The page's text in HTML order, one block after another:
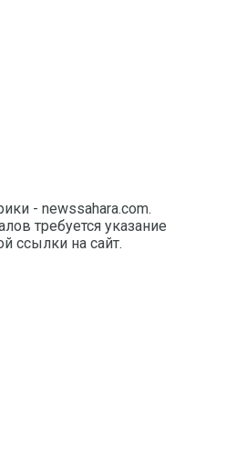
- newssahara.com.
требуется указание
ссылки на сайт.